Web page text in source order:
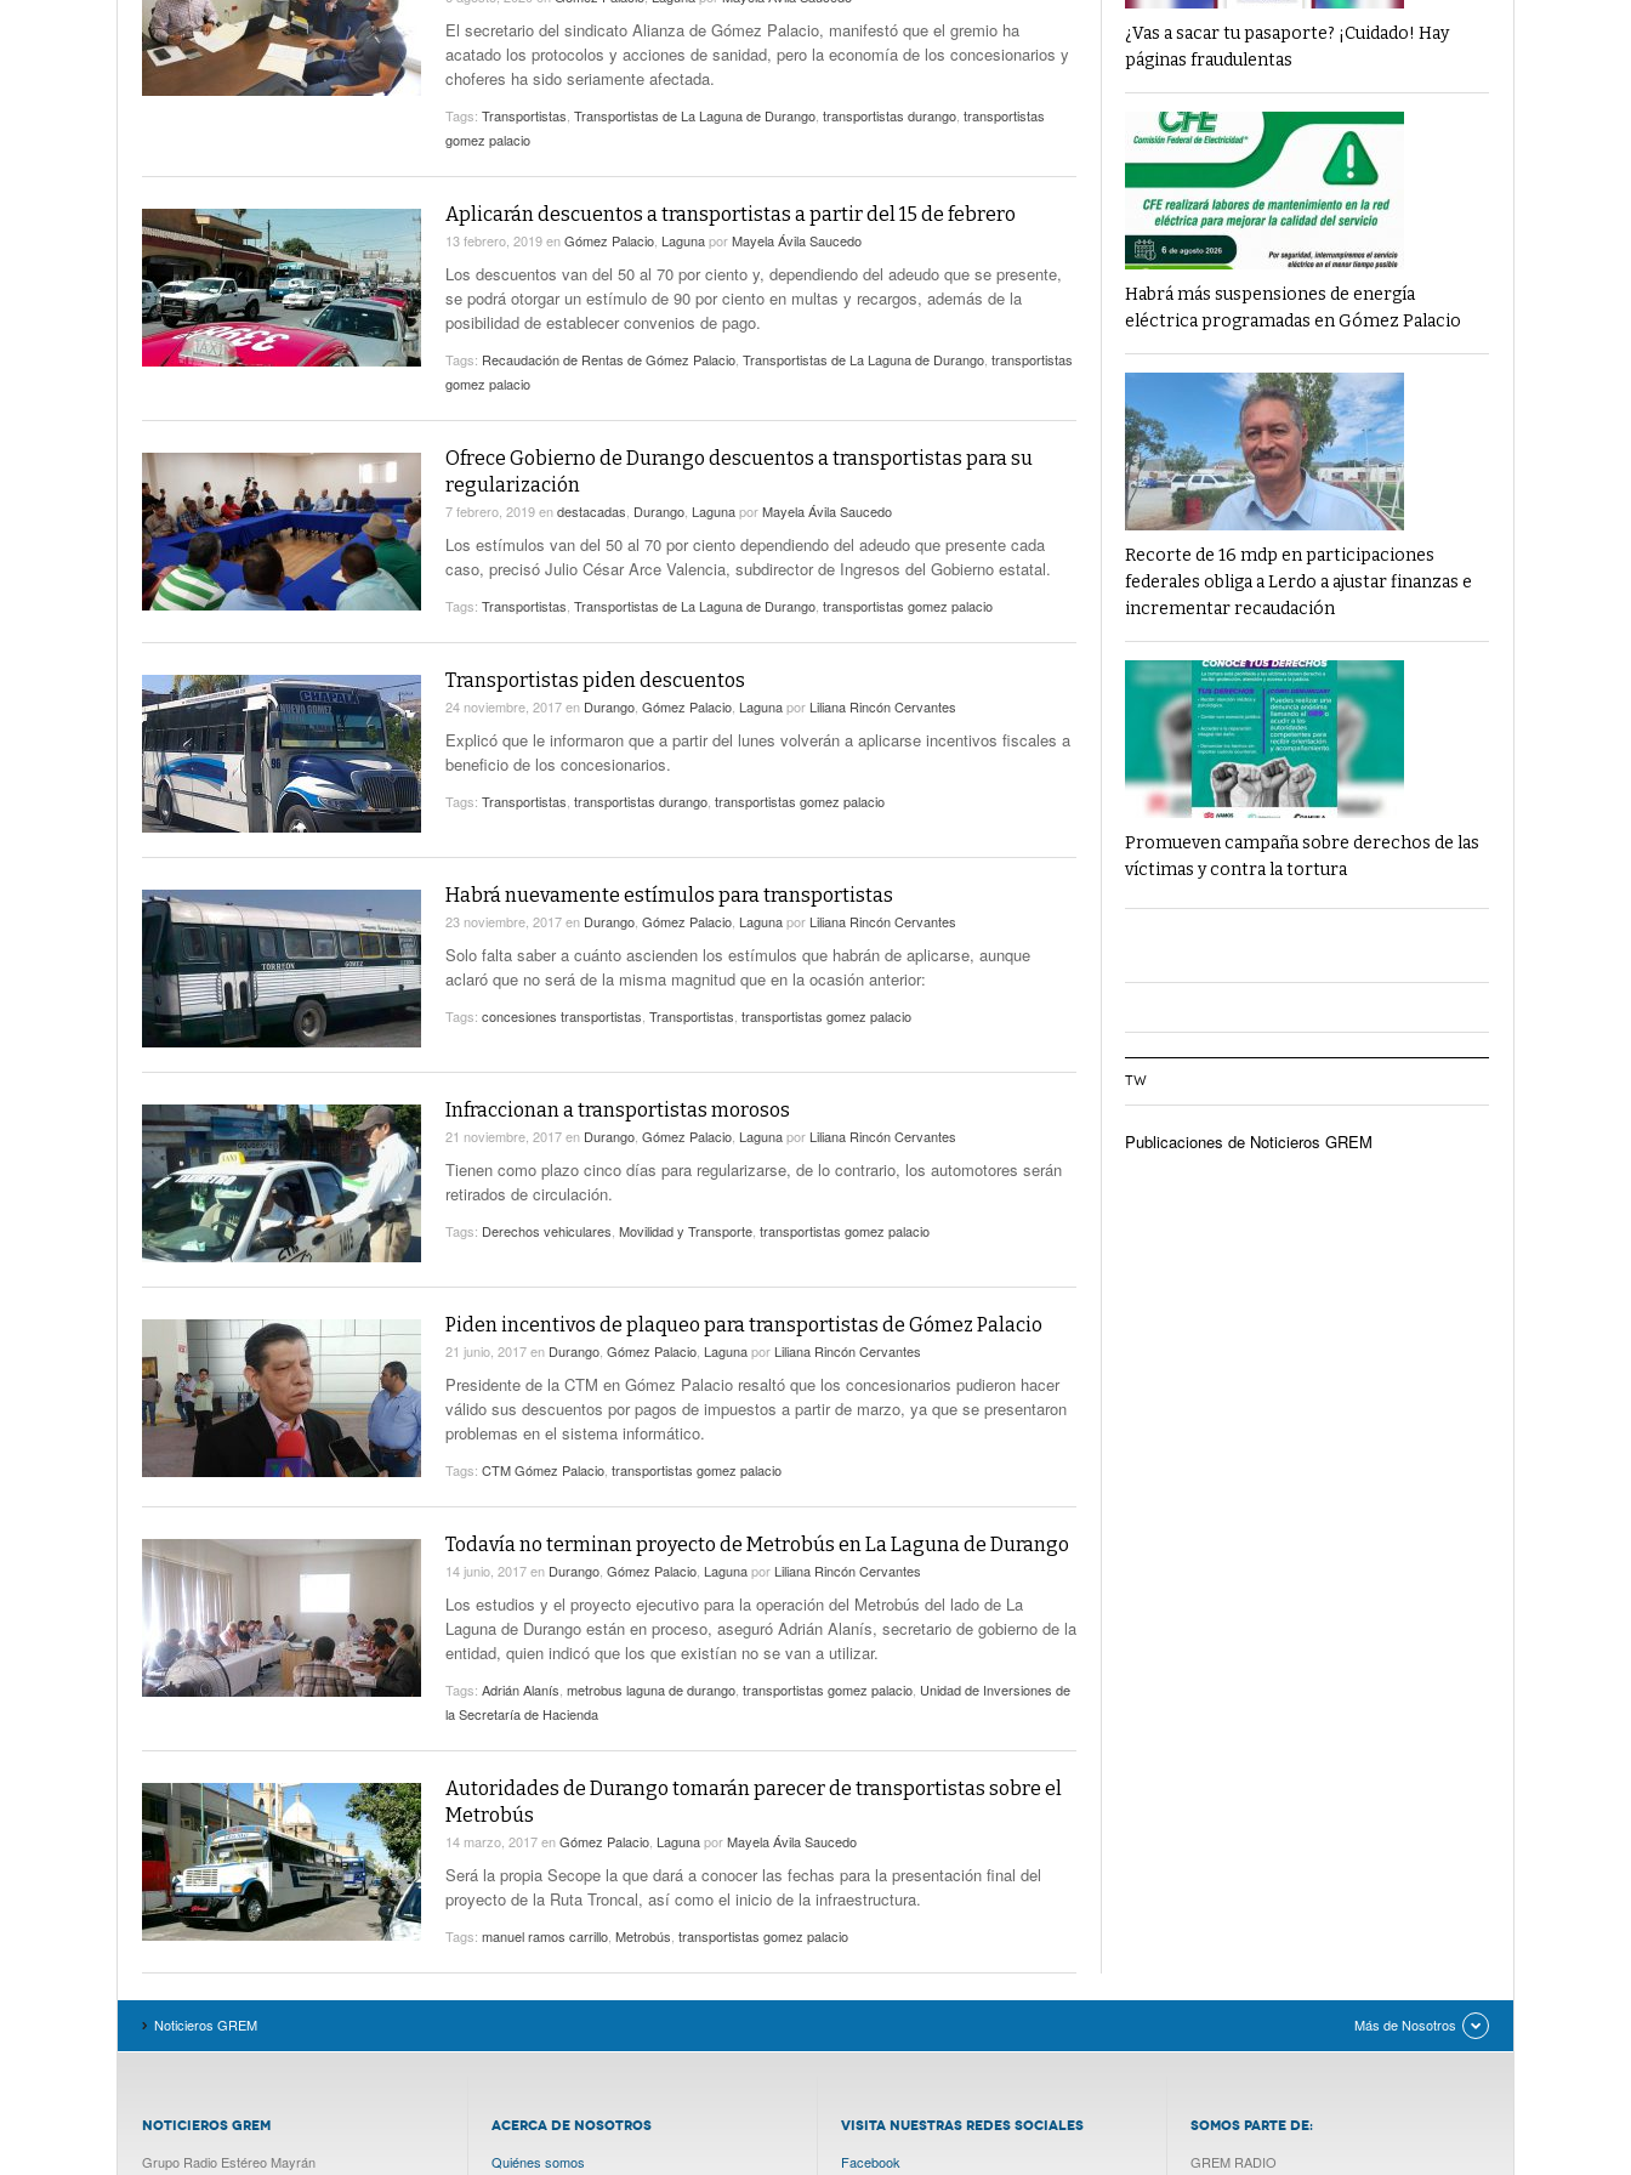
El secretario del sindicato Alianza de Gómez Palacio, manifestó que el gremio ha
acatado los protocolos y acciones de sanidad, pero la economía de los concesionarios y
choferes ha sido seriamente afectada.
Tags: Transportistas Transportistas de La Laguna de Durango transportistas durango transportistas
gomez palacio
Aplicarán descuentos a transportistas a partir del 15 de febrero
13 febrero, 2019enGómez Palacio LagunaporMayela Ávila Saucedo
Los descuentos van del 50 al 70 por ciento y, dependiendo del adeudo que se presente,
se podrá otorgar un estímulo de 90 por ciento en multas y recargos, además de la
posibilidad de establecer convenios de pago.
Tags: Recaudación de Rentas de Gómez Palacio Transportistas de La Laguna de Durango transportistas
gomez palacio
Ofrece Gobierno de Durango descuentos a transportistas para su
regularización
7 febrero, 2019endestacadas Durango LagunaporMayela Ávila Saucedo
Los estímulos van del 50 al 70 por ciento dependiendo del adeudo que presente cada
caso, precisó Julio César Arce Valencia, subdirector de Ingresos del Gobierno estatal.
Tags: Transportistas Transportistas de La Laguna de Durango transportistas gomez palacio
Transportistas piden descuentos
24 noviembre, 2017en Durango Gómez Palacio Lagunapor Liliana Rincón Cervantes
Explicó que le informaron que a partir del lunes volverán a aplicarse incentivos fiscales a
beneficio de los concesionarios.
Tags: Transportistas transportistas durango transportistas gomez palacio
Habrá nuevamente estímulos para transportistas
23 noviembre, 2017en Durango Gómez Palacio Lagunapor Liliana Rincón Cervantes
Solo falta saber a cuánto ascienden los estímulos que habrán de aplicarse, aunque
aclaró que no será de la misma magnitud que en la ocasión anterior:
Tags: concesiones transportistas Transportistas transportistas gomez palacio
Infraccionan a transportistas morosos
21 noviembre, 2017en Durango Gómez Palacio Lagunapor Liliana Rincón Cervantes
Tienen como plazo cinco días para regularizarse, de lo contrario, los automotores serán
retirados de circulación.
Tags: Derechos vehiculares Movilidad y Transporte transportistas gomez palacio
Piden incentivos de plaqueo para transportistas de Gómez Palacio
21 junio, 2017en Durango Gómez Palacio Lagunapor Liliana Rincón Cervantes
Presidente de la CTM en Gómez Palacio resaltó que los concesionarios pudieron hacer
válido sus descuentos por pagos de impuestos a partir de marzo, ya que se presentaron
problemas en el sistema informático.
Tags: CTM Gómez Palacio transportistas gomez palacio
Todavía no terminan proyecto de Metrobús en La Laguna de Durango
14 junio, 2017en Durango Gómez Palacio Lagunapor Liliana Rincón Cervantes
Los estudios y el proyecto ejecutivo para la operación del Metrobús del lado de La
Laguna de Durango están en proceso, aseguró Adrián Alanís, secretario de gobierno de la
entidad, quien indicó que los que existían no se van a utilizar.
Tags: Adrián Alanís metrobus laguna de durango transportistas gomez palacio Unidad de Inversiones de
la Secretaría de Hacienda
Autoridades de Durango tomarán parecer de transportistas sobre el
Metrobús
14 marzo, 2017enGómez Palacio LagunaporMayela Ávila Saucedo
Será la propia Secope la que dará a conocer las fechas para la presentación final del
proyecto de la Ruta Troncal, así como el inicio de la infraestructura.
Tags: manuel ramos carrillo Metrobús transportistas gomez palacio
¿Vas a sacar tu pasaporte? ¡Cuidado! Hay
páginas fraudulentas
Habrá más suspensiones de energía
eléctrica programadas en Gómez Palacio
Recorte de 16 mdp en participaciones
federales obliga a Lerdo a ajustar finanzas e
incrementar recaudación
Promueven campaña sobre derechos de las
víctimas y contra la tortura
TW
Publicaciones de Noticieros GREM
Noticieros GREM Más de Nosotros
NOTICIEROS GREM
Grupo Radio Estéreo Mayrán
ACERCA DE NOSOTROS
Quiénes somos
VISITA NUESTRAS REDES SOCIALES
Facebook
SOMOS PARTE DE:
GREM RADIO